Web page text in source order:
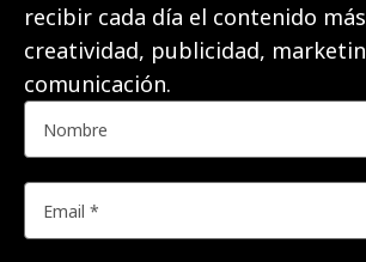
recibir cada día el contenido
creatividad, publicidad,
comunicación.